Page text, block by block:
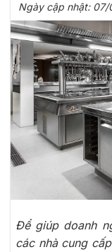
Ngày cập nhật:
Để giúp doanh
các nhà cung